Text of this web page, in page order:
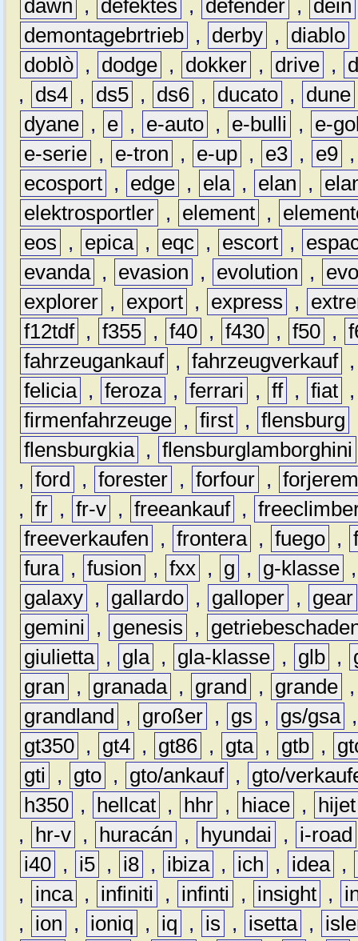
dawn , defektes , defender , dein
demontagebrtrieb , derby , diablo
doblò , dodge , dokker , drive ,
,
ds4 , ds5 , ds6 , ducato , dune
dyane , e , e-auto , e-bulli ,
e-
e-serie , e-tron , e-up , e3 , e9
ecosport , edge , ela , elan ,
elektrosportler , element ,
eos
, epica , eqc , escort ,
evanda , evasion , evolution ,
explorer , export , express ,
f12tdf , f355 , f40 , f430 , f50 ,
fahrzeugankauf , fahrzeugverkauf
felicia , feroza , ferrari , ff , fiat
firmenfahrzeuge , first , flensburg
flensburgkia , flensburglamborghini
, ford , forester , forfour ,
, fr , fr-v , freeankauf ,
freeverkaufen
, frontera , fuego ,
fura , fusion , fxx , g , g-klasse
galaxy , gallardo , galloper ,
gear
gemini
, genesis ,
giulietta , gla , gla-klasse , glb ,
gran
, granada , grand , grande
grandland
, großer , gs , gs/gsa
gt350 , gt4 , gt86 , gta , gtb ,
gti
, gto , gto/ankauf ,
gto/
h350 , hellcat , hhr , hiace ,
hijet
,
hr-v , huracán , hyundai ,
i-road
i40 , i5 , i8 , ibiza , ich , idea ,
,
inca , infiniti , infinti , insight ,
,
ion , ioniq , iq , is , isetta ,